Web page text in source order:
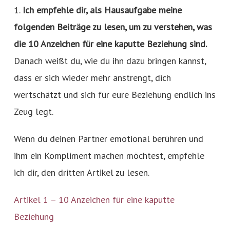
1. Ich empfehle dir, als Hausaufgabe meine
folgenden Beiträge zu lesen, um zu verstehen, was
die 10 Anzeichen für eine kaputte Beziehung sind.
Danach weißt du, wie du ihn dazu bringen kannst,
dass er sich wieder mehr anstrengt, dich
wertschätzt und sich für eure Beziehung endlich ins
Zeug legt.
Wenn du deinen Partner emotional berühren und
ihm ein Kompliment machen möchtest, empfehle
ich dir, den dritten Artikel zu lesen.
Artikel 1 – 10 Anzeichen für eine kaputte
Beziehung